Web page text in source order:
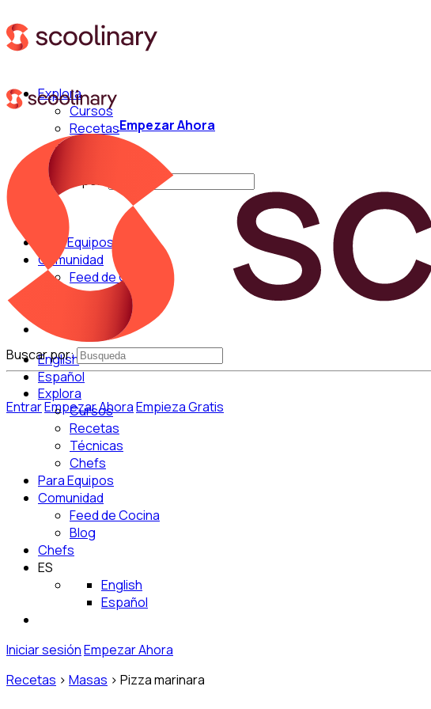
Explora
Cursos
Recetas
Buscar por:
Para Equipos
Comunidad
Feed de Cocina
Blog
English
Español
EntrarEmpezar AhoraEmpieza Gratis
Empezar Ahora
Buscar por:
Explora
Cursos
Recetas
Técnicas
Chefs
Para Equipos
Comunidad
Feed de Cocina
Blog
Chefs
ES
English
Español
Iniciar sesiónEmpezar Ahora
Recetas > Masas > Pizza marinara